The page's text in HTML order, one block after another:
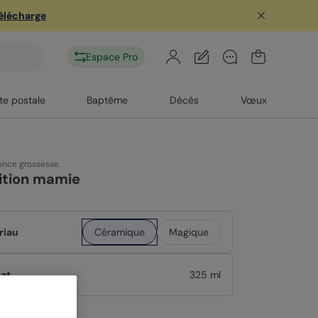
Espace Pro
postale Baptême Décès Vœux
grossesse
mamie
Céramique Magique
325 ml